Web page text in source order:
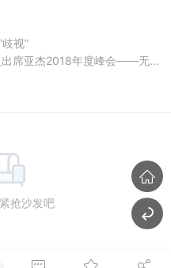
视”
杰2018年度峰会——无困境 不成长
抢沙发吧